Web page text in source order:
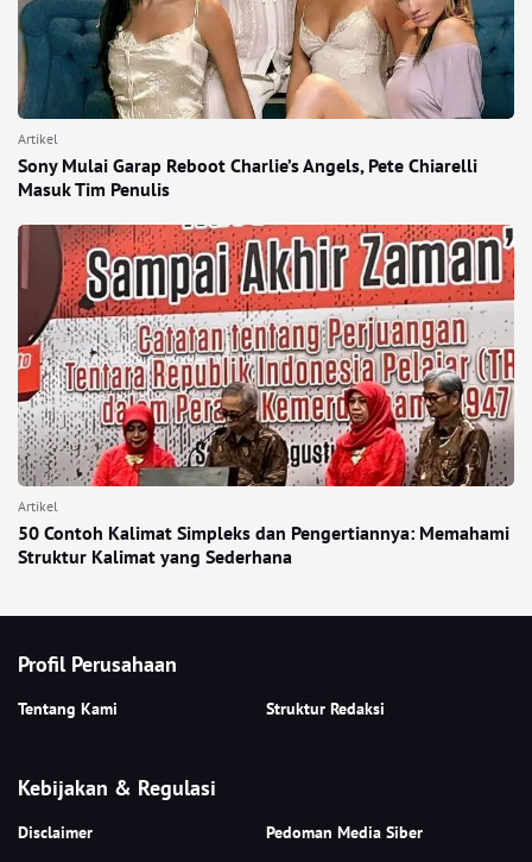
Artikel
Sony Mulai Garap Reboot Charlie’s Angels, Pete Chiarelli
Masuk Tim Penulis
Artikel
50 Contoh Kalimat Simpleks dan Pengertiannya: Memahami
Struktur Kalimat yang Sederhana
Profil Perusahaan
Tentang Kami Struktur Redaksi
Kebijakan & Regulasi
Disclaimer
Pedoman Media Siber